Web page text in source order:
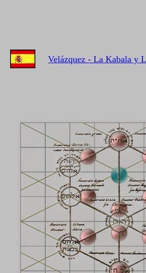
Velázquez - La Kabala y